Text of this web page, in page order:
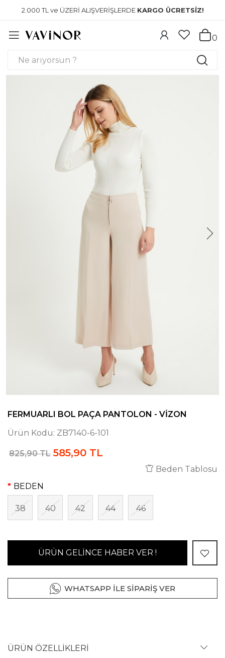
2.000 TL ve ÜZERİ ALIŞVERİŞLERDE KARGO ÜCRETSİZ!
0
FERMUARLI BOL PAÇA PANTOLON - VIZON
Ürün Kodu: ZB7140-6-101
825,90 TL 585,90 TL
Beden Tablosu
BEDEN
38 40 42 44 46
ÜRÜN GELİNCE HABER VER !
WHATSAPP İLE SİPARİŞ VER
ÜRÜN ÖZELLİKLERİ